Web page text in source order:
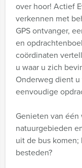
over hoor! Actief
verkennen met
GPS ontvanger,
en
coördinaten
u waar u zich
Onderweg dient
eenvoudige
Genieten van
natuurgebieden
uit de bus
besteden?